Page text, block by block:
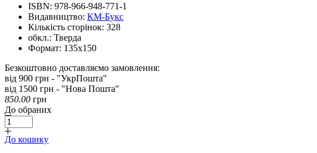
ISBN: 978-966-948-771-1
Видавництво: КМ-Букс
Кількість сторінок: 328
обкл.: Тверда
Формат: 135х150
Безкоштовно доставляємо замовлення:
від 900 грн - "УкрПошта"
від 1500 грн - "Нова Пошта"
850.00 грн
До обраних
До кошику